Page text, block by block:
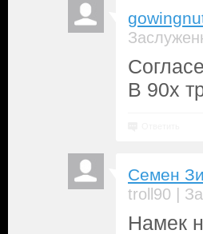
В 90х
Семен
troll90 |
Намек